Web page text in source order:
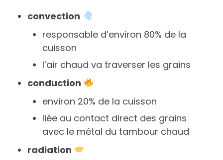
convection
responsable d’environ 80% de la
cuisson
l’air chaud va traverser les grains
conduction
environ 20% de la cuisson
liée au contact direct des grains
avec le métal du tambour chaud
radiation